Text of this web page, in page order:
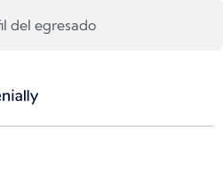
del egresado